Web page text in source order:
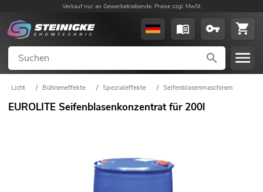
Verkauf nur an Gewerbetreibende. Preise zzgl. MwSt.
Licht / Bühneneffekte / Spezialeffekte / Seifenblasenmaschinen
EUROLITE Seifenblasenkonzentrat für 200l